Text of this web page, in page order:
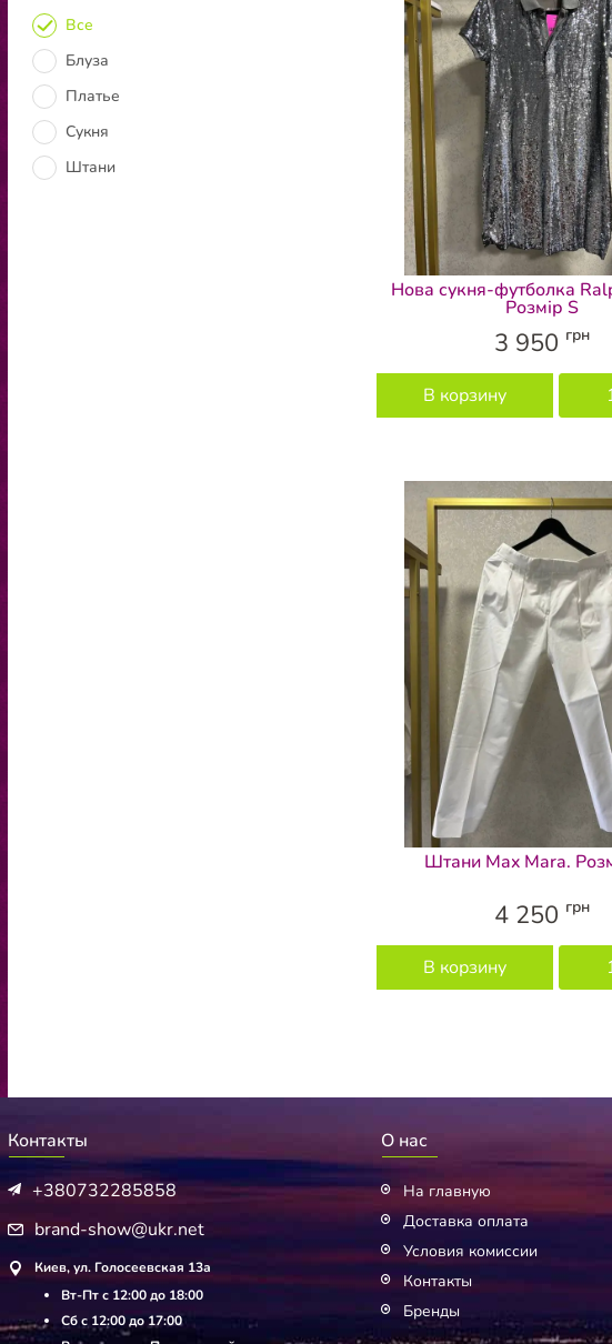
Все
Блуза
Платье
Сукня
Штани
Нова сукня-футболка
Розмір S
3 950 грн
В корзину
Штани Max Mara.
4 250 грн
В корзину
Контакты
+380732285858
brand-show@ukr.net
Киев, ул. Голосеевская 13а
Вт-Пт с 12:00 до 18:00
Сб с 12:00 до 17:00
О нас
На главную
Доставка оплата
Условия комиссии
Контакты
Бренды